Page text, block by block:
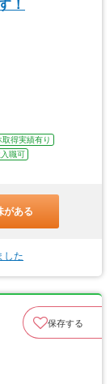
！
取得実績有り
職可
がある
した
保存する